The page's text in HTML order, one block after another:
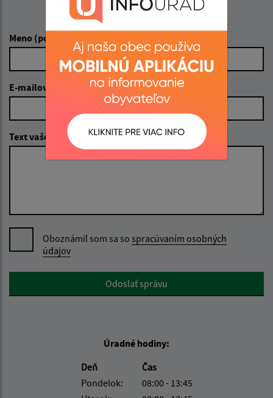
Napíšte nám:
Meno (povinné)
E-mailová adresa (povinné)
Text vašej správy (povinné)
Oboznámil som sa so spracúvaním osobných
údajov
Google reCaptcha ResponseOdoslať správu
Úradné hodiny:
Deň
Čas
Pondelok:
08:00 - 13:45